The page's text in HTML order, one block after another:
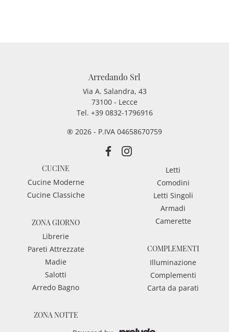
Arredando Srl
Via A. Salandra, 43
73100 - Lecce
Tel. +39 0832-1796916
® 2026 - P.IVA 04658670759
CUCINE
Cucine Moderne
Cucine Classiche
ZONA GIORNO
Librerie
Pareti Attrezzate
Madie
Salotti
Arredo Bagno
ZONA NOTTE
Letti
Comodini
Letti Singoli
Armadi
Camerette
COMPLEMENTI
Illuminazione
Complementi
Carta da parati